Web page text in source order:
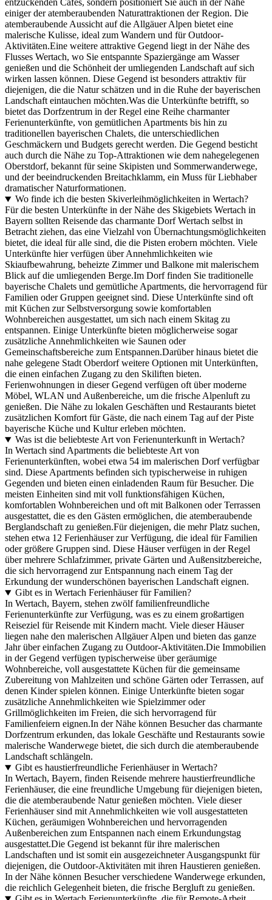
entzückenden Cafés, sondern positioniert Sie auch in der Nähe
einiger der atemberaubenden Naturattraktionen der Region. Die
atemberaubende Aussicht auf die Allgäuer Alpen bietet eine
malerische Kulisse, ideal zum Wandern und für Outdoor-
Aktivitäten.Eine weitere attraktive Gegend liegt in der Nähe des
Flusses Wertach, wo Sie entspannte Spaziergänge am Wasser
genießen und die Schönheit der umliegenden Landschaft auf sich
wirken lassen können. Diese Gegend ist besonders attraktiv für
diejenigen, die die Natur schätzen und in die Ruhe der bayerischen
Landschaft eintauchen möchten.Was die Unterkünfte betrifft, so
bietet das Dorfzentrum in der Regel eine Reihe charmanter
Ferienunterkünfte, von gemütlichen Apartments bis hin zu
traditionellen bayerischen Chalets, die unterschiedlichen
Geschmäckern und Budgets gerecht werden. Die Gegend besticht
auch durch die Nähe zu Top-Attraktionen wie dem nahegelegenen
Oberstdorf, bekannt für seine Skipisten und Sommerwanderwege,
und der beeindruckenden Breitachklamm, ein Muss für Liebhaber
dramatischer Naturformationen.
Wo finde ich die besten Skiverleihmöglichkeiten in Wertach?
Für die besten Unterkünfte in der Nähe des Skigebiets Wertach in
Bayern sollten Reisende das charmante Dorf Wertach selbst in
Betracht ziehen, das eine Vielzahl von Übernachtungsmöglichkeiten
bietet, die ideal für alle sind, die die Pisten erobern möchten. Viele
Unterkünfte hier verfügen über Annehmlichkeiten wie
Skiaufbewahrung, beheizte Zimmer und Balkone mit malerischem
Blick auf die umliegenden Berge.Im Dorf finden Sie traditionelle
bayerische Chalets und gemütliche Apartments, die hervorragend für
Familien oder Gruppen geeignet sind. Diese Unterkünfte sind oft
mit Küchen zur Selbstversorgung sowie komfortablen
Wohnbereichen ausgestattet, um sich nach einem Skitag zu
entspannen. Einige Unterkünfte bieten möglicherweise sogar
zusätzliche Annehmlichkeiten wie Saunen oder
Gemeinschaftsbereiche zum Entspannen.Darüber hinaus bietet die
nahe gelegene Stadt Oberdorf weitere Optionen mit Unterkünften,
die einen einfachen Zugang zu den Skiliften bieten.
Ferienwohnungen in dieser Gegend verfügen oft über moderne
Möbel, WLAN und Außenbereiche, um die frische Alpenluft zu
genießen. Die Nähe zu lokalen Geschäften und Restaurants bietet
zusätzlichen Komfort für Gäste, die nach einem Tag auf der Piste
bayerische Küche und Kultur erleben möchten.
Was ist die beliebteste Art von Ferienunterkunft in Wertach?
In Wertach sind Apartments die beliebteste Art von
Ferienunterkünften, wobei etwa 54 im malerischen Dorf verfügbar
sind. Diese Apartments befinden sich typischerweise in ruhigen
Gegenden und bieten einen einladenden Raum für Besucher. Die
meisten Einheiten sind mit voll funktionsfähigen Küchen,
komfortablen Wohnbereichen und oft mit Balkonen oder Terrassen
ausgestattet, die es den Gästen ermöglichen, die atemberaubende
Berglandschaft zu genießen.Für diejenigen, die mehr Platz suchen,
stehen etwa 12 Ferienhäuser zur Verfügung, die ideal für Familien
oder größere Gruppen sind. Diese Häuser verfügen in der Regel
über mehrere Schlafzimmer, private Gärten und Außensitzbereiche,
die sich hervorragend zur Entspannung nach einem Tag der
Erkundung der wunderschönen bayerischen Landschaft eignen.
Gibt es in Wertach Ferienhäuser für Familien?
In Wertach, Bayern, stehen zwölf familienfreundliche
Ferienunterkünfte zur Verfügung, was es zu einem großartigen
Reiseziel für Reisende mit Kindern macht. Viele dieser Häuser
liegen nahe den malerischen Allgäuer Alpen und bieten das ganze
Jahr über einfachen Zugang zu Outdoor-Aktivitäten.Die Immobilien
in der Gegend verfügen typischerweise über geräumige
Wohnbereiche, voll ausgestattete Küchen für die gemeinsame
Zubereitung von Mahlzeiten und schöne Gärten oder Terrassen, auf
denen Kinder spielen können. Einige Unterkünfte bieten sogar
zusätzliche Annehmlichkeiten wie Spielzimmer oder
Grillmöglichkeiten im Freien, die sich hervorragend für
Familienfeiern eignen.In der Nähe können Besucher das charmante
Dorfzentrum erkunden, das lokale Geschäfte und Restaurants sowie
malerische Wanderwege bietet, die sich durch die atemberaubende
Landschaft schlängeln.
Gibt es haustierfreundliche Ferienhäuser in Wertach?
In Wertach, Bayern, finden Reisende mehrere haustierfreundliche
Ferienhäuser, die eine freundliche Umgebung für diejenigen bieten,
die die atemberaubende Natur genießen möchten. Viele dieser
Ferienhäuser sind mit Annehmlichkeiten wie voll ausgestatteten
Küchen, geräumigen Wohnbereichen und hervorragenden
Außenbereichen zum Entspannen nach einem Erkundungstag
ausgestattet.Die Gegend ist bekannt für ihre malerischen
Landschaften und ist somit ein ausgezeichneter Ausgangspunkt für
diejenigen, die Outdoor-Aktivitäten mit ihren Haustieren genießen.
In der Nähe können Besucher verschiedene Wanderwege erkunden,
die reichlich Gelegenheit bieten, die frische Bergluft zu genießen.